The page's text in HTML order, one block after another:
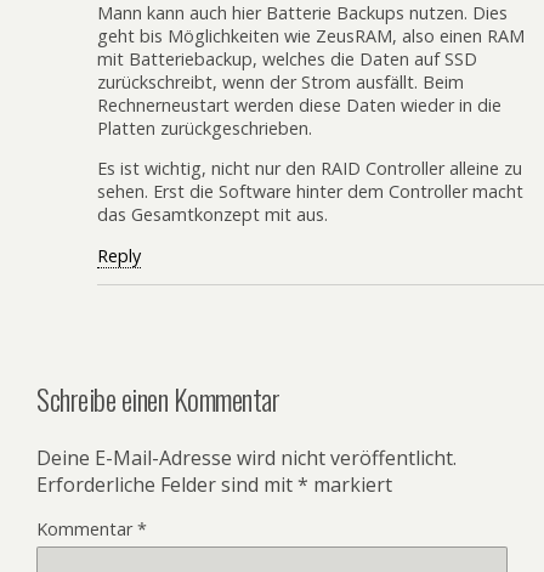
Mann kann auch hier Batterie Backups nutzen. Dies
geht bis Möglichkeiten wie ZeusRAM, also einen RAM
mit Batteriebackup, welches die Daten auf SSD
zurückschreibt, wenn der Strom ausfällt. Beim
Rechnerneustart werden diese Daten wieder in die
Platten zurückgeschrieben.
Es ist wichtig, nicht nur den RAID Controller alleine zu
sehen. Erst die Software hinter dem Controller macht
das Gesamtkonzept mit aus.
Reply
Schreibe einen Kommentar
Deine E-Mail-Adresse wird nicht veröffentlicht.
Erforderliche Felder sind mit* markiert
Kommentar*